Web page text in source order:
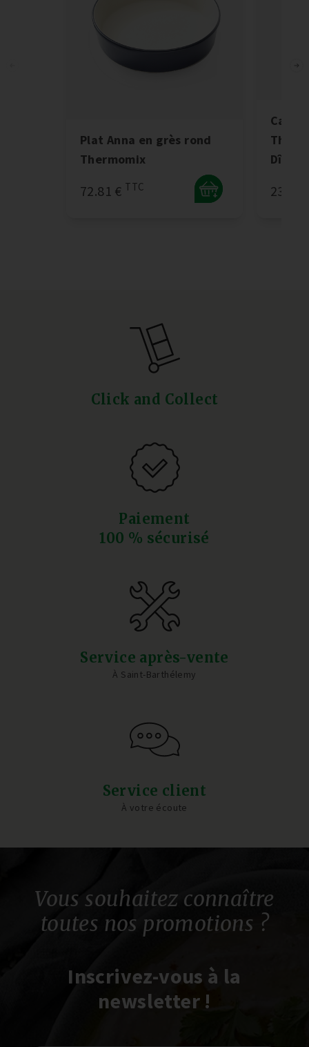
Plat Anna en grès rond
Thermomix
72.81 € TTC
+ 23.04
Click and Collect
Paiement
100 % sécurisé
Service après-vente
À Saint-Barthélemy
Service client
À votre écoute
Vous souhaitez connaître
toutes nos promotions ?
Inscrivez-vous à la
newsletter !